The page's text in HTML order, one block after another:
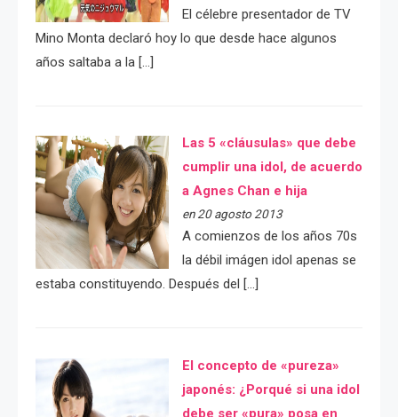
El célebre presentador de TV
Mino Monta declaró hoy lo que desde hace algunos
años saltaba a la […]
Las 5 «cláusulas» que debe
cumplir una idol, de acuerdo
a Agnes Chan e hija
en 20 agosto 2013
A comienzos de los años 70s
la débil imágen idol apenas se
estaba constituyendo. Después del […]
El concepto de «pureza»
japonés: ¿Porqué si una idol
debe ser «pura» posa en